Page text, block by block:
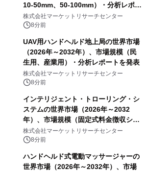
10-50mm、50-100mm）・分析レポー
トを発表
株式会社マーケットリサーチセンター
8分前
UAV用ハンドヘルド地上局の世界市場
（2026年～2032年）、市場規模（民
生用、産業用）・分析レポートを発表
株式会社マーケットリサーチセンター
8分前
インテリジェント・トローリング・シ
ステムの世界市場（2026年～2032
年）、市場規模（固定式料金徴収シス
テム、携帯型料金徴収システム）・分
析レポートを発表
株式会社マーケットリサーチセンター
8分前
ハンドヘルド式電動マッサージャーの
世界市場（2026年～2032年）、市場